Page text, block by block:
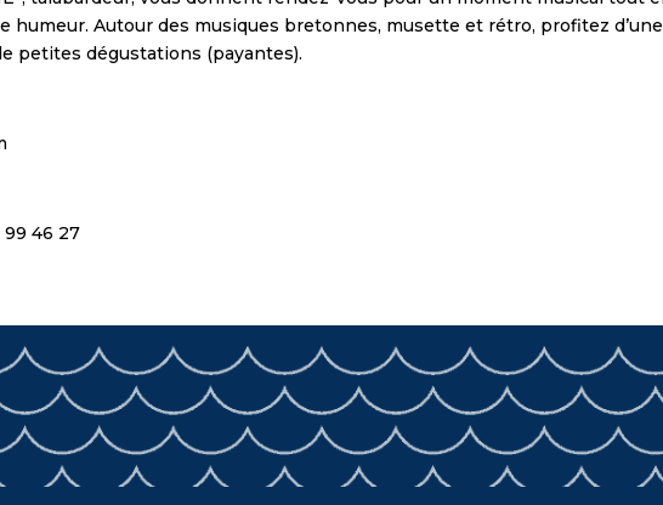
humeur. Autour des musiques bretonnes, musette et rétro, profitez
petites dégustations (payantes).
46 27